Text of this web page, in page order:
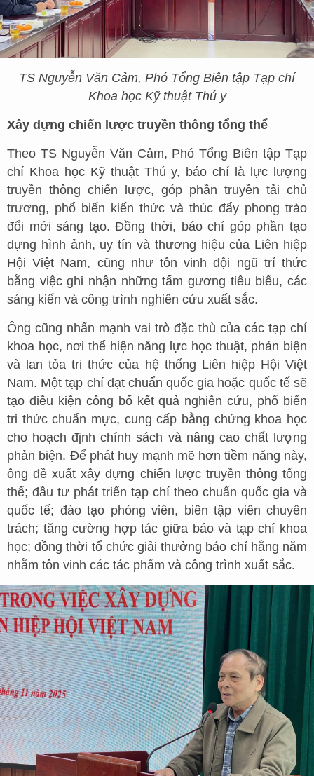
TS Nguyễn Văn Cảm, Phó Tổng Biên tập Tạp chí
Khoa học Kỹ thuật Thú y
Xây dựng chiến lược truyền thông tổng thể
Theo TS Nguyễn Văn Cảm, Phó Tổng Biên tập Tạp
chí Khoa học Kỹ thuật Thú y, báo chí là lực lượng
truyền thông chiến lược, góp phần truyền tải chủ
trương, phổ biến kiến thức và thúc đẩy phong trào
đổi mới sáng tạo. Đồng thời, báo chí góp phần tạo
dựng hình ảnh, uy tín và thương hiệu của Liên hiệp
Hội Việt Nam, cũng như tôn vinh đội ngũ trí thức
bằng việc ghi nhận những tấm gương tiêu biểu, các
sáng kiến và công trình nghiên cứu xuất sắc.
Ông cũng nhấn mạnh vai trò đặc thù của các tạp chí
khoa học, nơi thể hiện năng lực học thuật, phản biện
và lan tỏa tri thức của hệ thống Liên hiệp Hội Việt
Nam. Một tạp chí đạt chuẩn quốc gia hoặc quốc tế sẽ
tạo điều kiện công bố kết quả nghiên cứu, phổ biến
tri thức chuẩn mực, cung cấp bằng chứng khoa học
cho hoạch định chính sách và nâng cao chất lượng
phản biện. Để phát huy mạnh mẽ hơn tiềm năng này,
ông đề xuất xây dựng chiến lược truyền thông tổng
thể; đầu tư phát triển tạp chí theo chuẩn quốc gia và
quốc tế; đào tạo phóng viên, biên tập viên chuyên
trách; tăng cường hợp tác giữa báo và tạp chí khoa
học; đồng thời tổ chức giải thưởng báo chí hằng năm
nhằm tôn vinh các tác phẩm và công trình xuất sắc.